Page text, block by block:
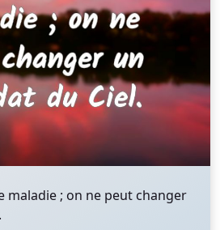
maladie ; on ne peut changer